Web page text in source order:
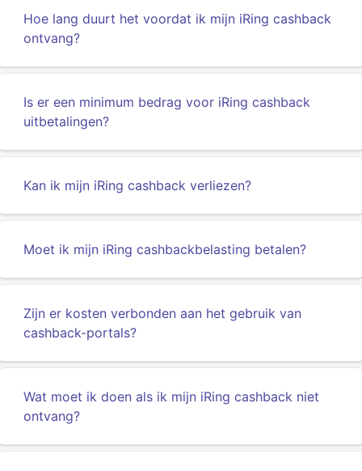
Hoe lang duurt het voordat ik mijn iRing cashback
ontvang?
Is er een minimum bedrag voor iRing cashback
uitbetalingen?
Kan ik mijn iRing cashback verliezen?
Moet ik mijn iRing cashbackbelasting betalen?
Zijn er kosten verbonden aan het gebruik van
cashback-portals?
Wat moet ik doen als ik mijn iRing cashback niet
ontvang?